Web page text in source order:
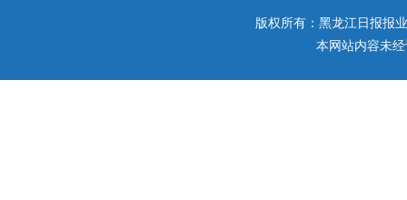
版权所有：黑龙江日报报
本网站内容未